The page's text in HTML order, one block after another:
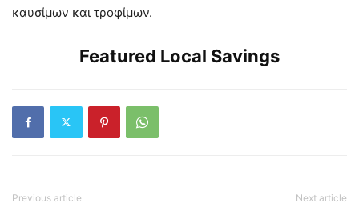
καυσίμων και τροφίμων.
Featured Local Savings
Previous article Next article